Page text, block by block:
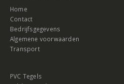
Home
Contact
Bedrijfsgegevens
Algemene voorwaarden
Transport
PVC Tegels